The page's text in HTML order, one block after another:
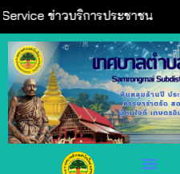
ข่าวบริการประชาชน
Skip
content